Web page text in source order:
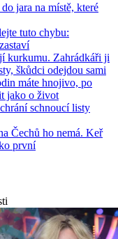
jara na místě, které
tuto chybu:
kurkumu. Zahrádkáři ji
škůdci odejdou sami
máte hnojivo, po
jako o život
schnoucí listy
Čechů ho nemá. Keř
první